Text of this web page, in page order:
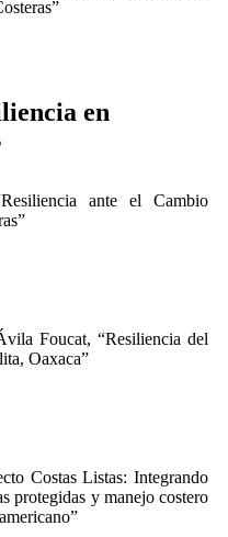
en
ante el Cambio
Foucat, “Resiliencia del
Oaxaca”
Costas Listas: Integrando
protegidas y manejo costero